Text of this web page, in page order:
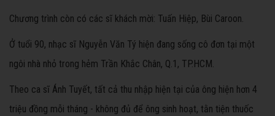
Chương trình còn có các sĩ khách mời: Tuấn Hiệp, Bùi Caroon.
Ở tuổi 90, nhạc sĩ Nguyễn Văn Tý hiện đang sống cô đơn tại một
ngôi nhà nhỏ trong hẻm Trần Khắc Chân, Q.1, TP.HCM.
Theo ca sĩ Ánh Tuyết, tất cả thu nhập hiện tại của ông hiện hơn 4
triệu đồng mỗi tháng - không đủ để ông sinh hoạt, tằn tiện thuốc